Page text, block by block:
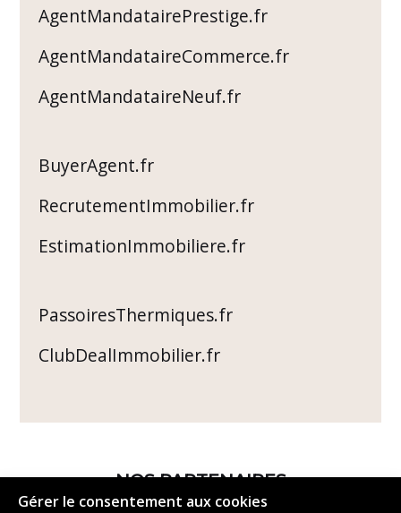
Gérer le consentement aux cookies
AgentMandatairePrestige.fr
AgentMandataireCommerce.fr
AgentMandataireNeuf.fr
BuyerAgent.fr
RecrutementImmobilier.fr
EstimationImmobiliere.fr
PassoiresThermiques.fr
ClubDealImmobilier.fr
NOS PARTENAIRES